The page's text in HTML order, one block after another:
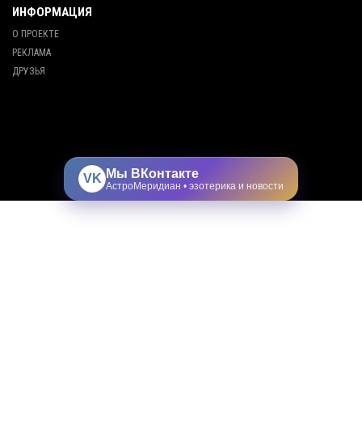
ИНФОРМАЦИЯ
О ПРОЕКТЕ
РЕКЛАМА
ДРУЗЬЯ
VK Мы ВКонтакте
АстроМеридиан • эзотерика и новости